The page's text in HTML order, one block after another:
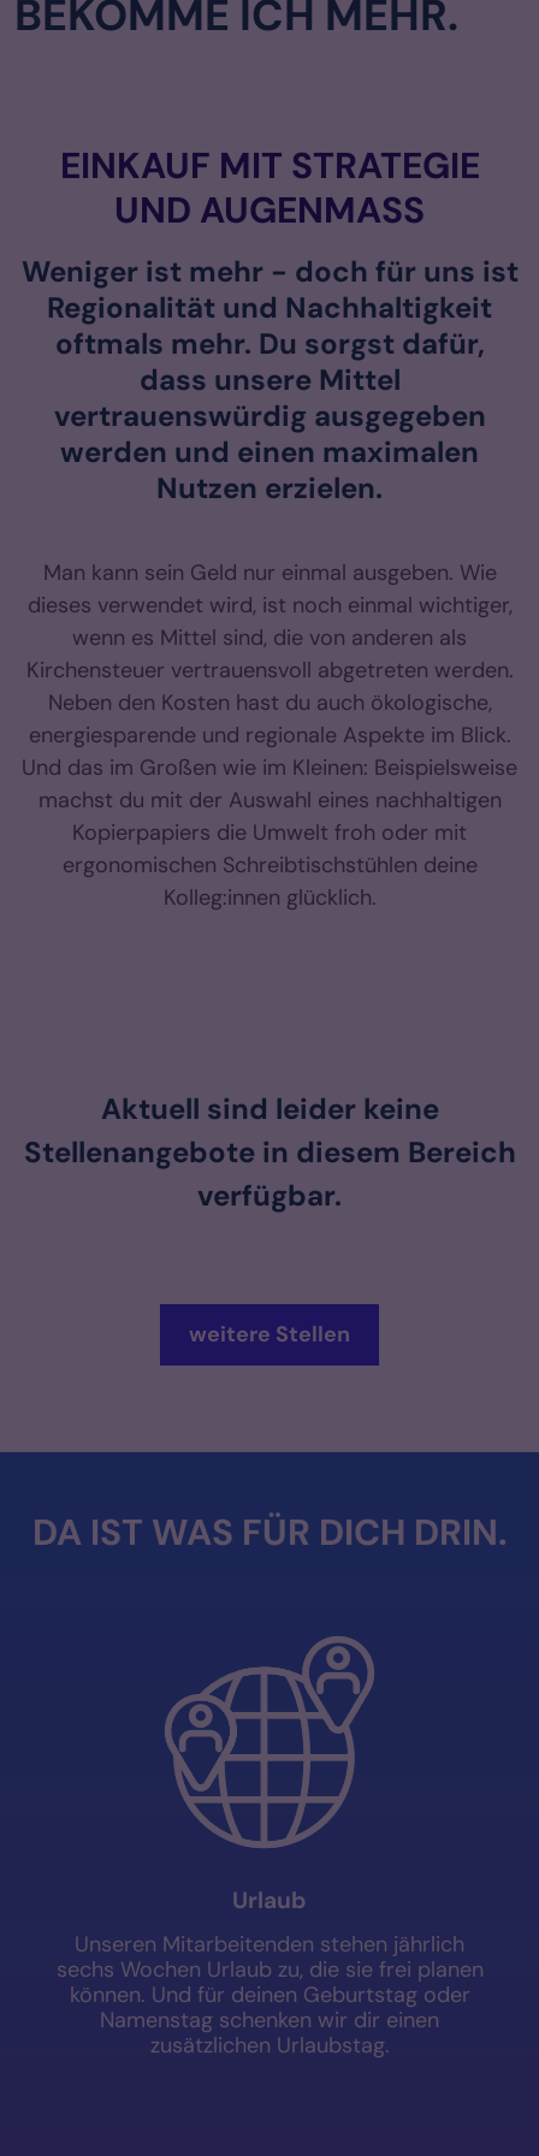
BEKOMME ICH MEHR.
EINKAUF MIT STRATEGIE
UND AUGENMASS
Weniger ist mehr - doch für uns ist
Regionalität und Nachhaltigkeit
oftmals mehr. Du sorgst dafür,
dass unsere Mittel
vertrauenswürdig ausgegeben
werden und einen maximalen
Nutzen erzielen.
Man kann sein Geld nur einmal ausgeben. Wie
dieses verwendet wird, ist noch einmal wichtiger,
wenn es Mittel sind, die von anderen als
Kirchensteuer vertrauensvoll abgetreten werden.
Neben den Kosten hast du auch ökologische,
energiesparende und regionale Aspekte im Blick.
Und das im Großen wie im Kleinen: Beispielsweise
machst du mit der Auswahl eines nachhaltigen
Kopierpapiers die Umwelt froh oder mit
ergonomischen Schreibtischstühlen deine
Kolleg:innen glücklich.
Aktuell sind leider keine
Stellenangebote in diesem Bereich
verfügbar.
weitere Stellen
DA IST WAS FÜR DICH DRIN.
Urlaub
Unseren Mitarbeitenden stehen jährlich
sechs Wochen Urlaub zu, die sie frei planen
können. Und für deinen Geburtstag oder
Namenstag schenken wir dir einen
zusätzlichen Urlaubstag.